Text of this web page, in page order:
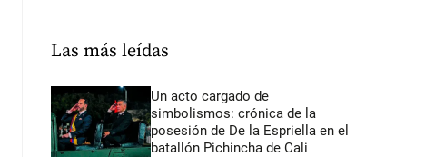
Las más leídas
Un acto cargado de
simbolismos: crónica de la
posesión de De la Espriella en el
batallón Pichincha de Cali